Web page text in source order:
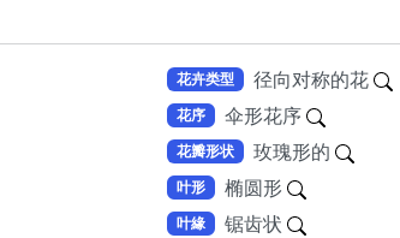
花卉类型 径向对称的花
花序 伞形花序
花瓣形状 玫瑰形的
叶形 椭圆形
叶緣 锯齿状